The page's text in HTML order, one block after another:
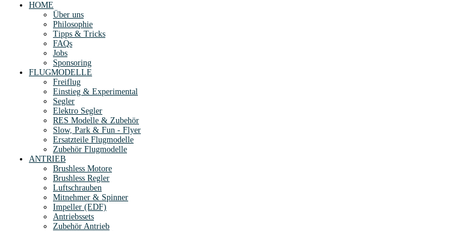
HOME
Über uns
Philosophie
Tipps & Tricks
FAQs
Jobs
Sponsoring
FLUGMODELLE
Freiflug
Einstieg & Experimental
Segler
Elektro Segler
RES Modelle & Zubehör
Slow, Park & Fun - Flyer
Ersatzteile Flugmodelle
Zubehör Flugmodelle
ANTRIEB
Brushless Motore
Brushless Regler
Luftschrauben
Mitnehmer & Spinner
Impeller (EDF)
Antriebssets
Zubehör Antrieb